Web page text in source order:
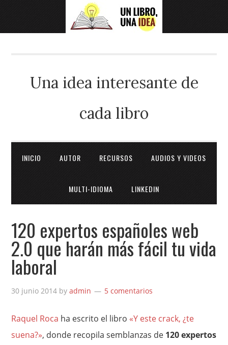
Una idea interesante de
cada libro
INICIO AUTOR RECURSOS AUDIOS Y VIDEOS
MULTI-IDIOMA LINKEDIN
120 expertos españoles web
2.0 que harán más fácil tu vida
laboral
30 junio 2014 byadmin 5 comentarios
Raquel Roca ha escrito el libro «Y este crack, ¿te
suena?», donde recopila semblanzas de 120 expertos